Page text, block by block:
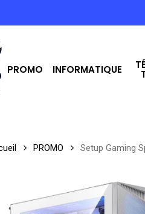
PROMO INFORMATIQUE
PROMO Setup Gaming